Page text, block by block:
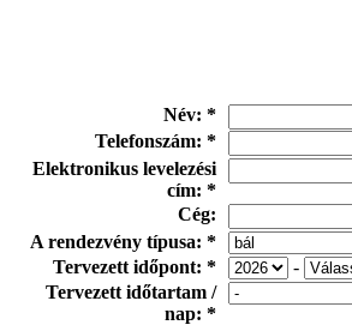
Név: *
Telefonszám: *
Elektronikus levelezési
cím: *
Cég:
A rendezvény típusa: *
Tervezett időpont: *
-
Tervezett időtartam /
nap: *